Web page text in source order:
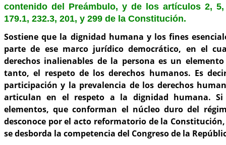
contenido del Preámbulo, y de los artículos 2, 5,
179.1, 232.3, 201, y 299 de la Constitución.
Sostiene que la dignidad humana y los fines
parte de ese marco jurídico democrático, en el
derechos inalienables de la persona es un
tanto, el respeto de los derechos humanos. Es
participación y la prevalencia de los derechos
articulan en el respeto a la dignidad humana.
elementos, que conforman el núcleo duro del
desconoce por el acto reformatorio de la
se desborda la competencia del Congreso de la